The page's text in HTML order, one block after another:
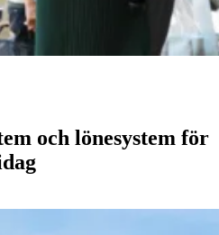
och lönesystem för